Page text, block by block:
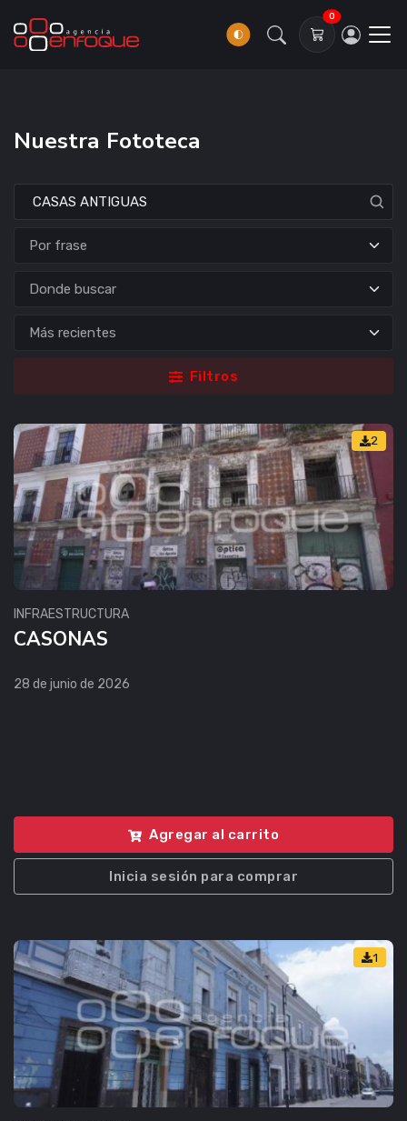
0
Nuestra Fototeca
Donde buscar
Filtros
2
INFRAESTRUCTURA
CASONAS
28 de junio de 2026
Agregar al carrito
Inicia sesión para comprar
1